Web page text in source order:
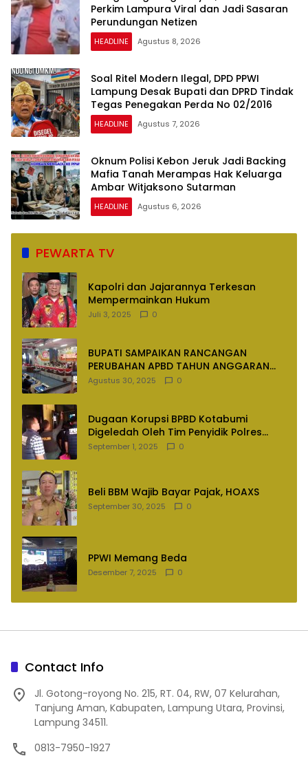
Perkim Lampura Viral dan Jadi Sasaran
Perundungan Netizen
HEADLINE Agustus 8, 2026
Soal Ritel Modern Ilegal, DPD PPWI
Lampung Desak Bupati dan DPRD Tindak
Tegas Penegakan Perda No 02/2016
HEADLINE Agustus 7, 2026
Oknum Polisi Kebon Jeruk Jadi Backing
Mafia Tanah Merampas Hak Keluarga
Ambar Witjaksono Sutarman
HEADLINE Agustus 6, 2026
PEWARTA TV
Kapolri dan Jajarannya Terkesan
Mempermainkan Hukum
Juli 3, 2025 0
BUPATI SAMPAIKAN RANCANGAN
PERUBAHAN APBD TAHUN ANGGARAN
2025
Agustus 30, 2025 0
Dugaan Korupsi BPBD Kotabumi
Digeledah Oleh Tim Penyidik Polres
Lampung Utara
September 1, 2025 0
Beli BBM Wajib Bayar Pajak, HOAXS
September 30, 2025 0
PPWI Memang Beda
Desember 7, 2025 0
Contact Info
Jl. Gotong-royong No. 215, RT. 04, RW, 07 Kelurahan,
Tanjung Aman, Kabupaten, Lampung Utara, Provinsi,
Lampung 34511.
0813-7950-1927